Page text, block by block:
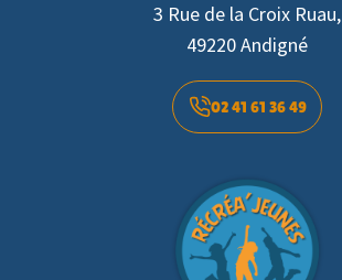
3 Rue de la Croix Ruau,
49220 Andigné
02 41 61 36 49